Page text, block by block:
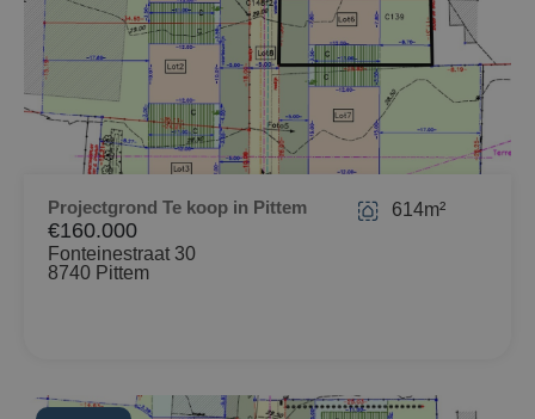
Projectgrond Te koop in Pittem
€160.000
Fonteinestraat 30
8740 Pittem
614m²